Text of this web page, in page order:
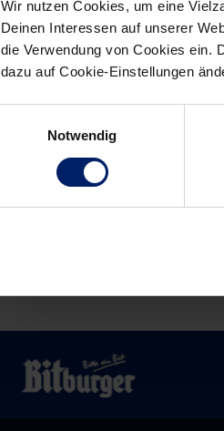
Wir nutzen Cookies, um eine
Deinen Interessen auf unserer
die Verwendung von Cookies ein.
dazu auf Cookie-Einstellungen
Notwendig